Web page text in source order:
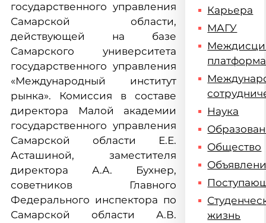
государственного управления
Самарской области,
действующей на базе
Самарского университета
государственного управления
«Международный институт
рынка». Комиссия в составе
директора Малой академии
государственного управления
Самарской области Е.Е.
Асташиной, заместителя
директора А.А. Бухнер,
советников Главного
Федерального инспектора по
Самарской области А.В.
Карьера
МАГУ
платформа
Наука
Общество
жизнь